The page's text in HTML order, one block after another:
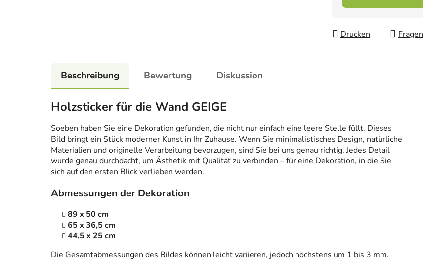
Drucken Fragen
Beschreibung Bewertung Diskussion
Holzsticker für die Wand GEIGE
Soeben haben Sie eine Dekoration gefunden, die nicht nur einfach eine leere Stelle füllt. Dieses
Bild bringt ein Stück moderner Kunst in Ihr Zuhause. Wenn Sie minimalistisches Design, natürliche
Materialien und originelle Verarbeitung bevorzugen, sind Sie bei uns genau richtig. Jedes Detail
wurde genau durchdacht, um Ästhetik mit Qualität zu verbinden – für eine Dekoration, in die Sie
sich auf den ersten Blick verlieben werden.
Abmessungen der Dekoration
89 x 50 cm
65 x 36,5 cm
44,5 x 25 cm
Die Gesamtabmessungen des Bildes können leicht variieren, jedoch höchstens um 1 bis 3 mm.